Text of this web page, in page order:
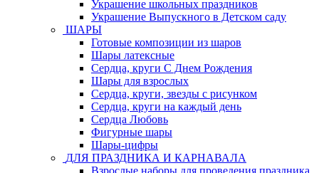
Украшение школьных праздников
Украшение Выпускного в Детском саду
ШАРЫ
Готовые композиции из шаров
Шары латексные
Сердца, круги С Днем Рождения
Шары для взрослых
Сердца, круги, звезды с рисунком
Сердца, круги на каждый день
Сердца Любовь
Фигурные шары
Шары-цифры
ДЛЯ ПРАЗДНИКА И КАРНАВАЛА
Взрослые наборы для проведения праздника